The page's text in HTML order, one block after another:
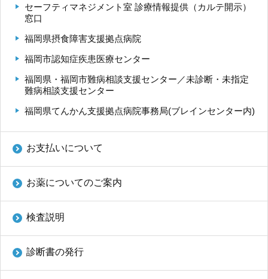
九州大学大学院 歯学研究院
生体防御医学研究所
九州大学病院 別府病院
セーフティマネジメント室 診療情報提供（カルテ開示）
窓口
福岡県摂食障害支援拠点病院
福岡市認知症疾患医療センター
福岡県・福岡市難病相談支援センター／未診断・未指定
難病相談支援センター
福岡県てんかん支援拠点病院事務局(ブレインセンター内)
お支払いについて
お薬についてのご案内
検査説明
診断書の発行